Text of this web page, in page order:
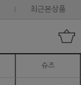
최근본상품
슈즈